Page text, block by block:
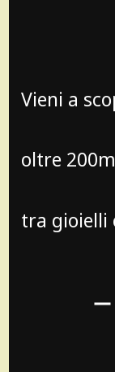
Vieni a
oltre
tra gioielli